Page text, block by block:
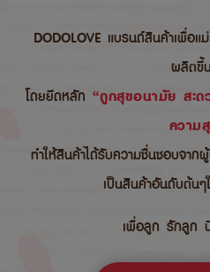
DODOLOVE แบรนด์สินค้าเพื่อ
ผลิตขึ้
โดยยึดหลัก “ถูกสุขอนามัย สะ
ความ
ทำให้สินค้าได้รับความชื่นชอบจาก
เป็นสินค้าอันดับต้น
เพื่อลูก รักลูก